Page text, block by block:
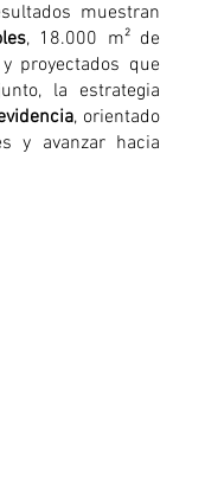
muestran
, 18.000 m² de
proyectados que
la estrategia
, orientado
y avanzar hacia